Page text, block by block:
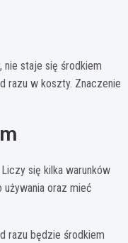
staje się środkiem
razu w koszty. Znaczenie
się kilka warunków
używania oraz mieć
razu będzie środkiem